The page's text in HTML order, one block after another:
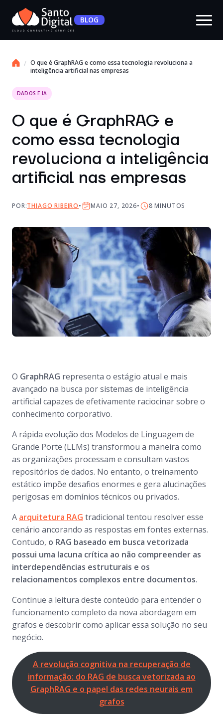
BLOG
O que é GraphRAG e como essa tecnologia revoluciona a
inteligência artificial nas empresas
DADOS E IA
O que é GraphRAG e
como essa tecnologia
revoluciona a inteligência
artificial nas empresas
POR:THIAGO RIBEIRO MAIO 27, 2026 8 MINUTOS
O GraphRAG representa o estágio atual e mais
avançado na busca por sistemas de inteligência
artificial capazes de efetivamente raciocinar sobre o
conhecimento corporativo.
A rápida evolução dos Modelos de Linguagem de
Grande Porte (LLMs) transformou a maneira como
as organizações processam e consultam vastos
repositórios de dados. No entanto, o treinamento
estático impõe desafios enormes e gera alucinações
perigosas em domínios técnicos ou privados.
A arquitetura RAG tradicional tentou resolver esse
cenário ancorando as respostas em fontes externas.
Contudo, o RAG baseado em busca vetorizada
possui uma lacuna crítica ao não compreender as
interdependências estruturais e os
relacionamentos complexos entre documentos.
Continue a leitura deste conteúdo para entender o
funcionamento completo da nova abordagem em
grafos e descobrir como aplicar essa solução no seu
negócio.
A revolução cognitiva na recuperação de
informação: do RAG de busca vetorizada ao
GraphRAG e o papel das redes neurais em
grafos